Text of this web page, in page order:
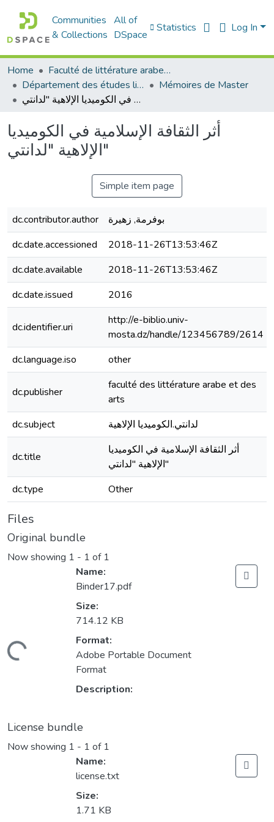
Communities
& Collections
All of
DSpace
Statistics Log In
Home
Faculté de littérature arabe et des arts
Département des études littéraires et critiques
Mémoires de Master
أثر الثقافة الإسلامية في الكوميديا الإلاهية "لدانتي"
أثر الثقافة الإسلامية في الكوميديا
الإلاهية "لدانتي"
Simple item page
dc.contributor.author
بوفرمة, زهيرة
dc.date.accessioned
2018-11-26T13:53:46Z
dc.date.available
2018-11-26T13:53:46Z
dc.date.issued
2016
dc.identifier.uri
http://e-biblio.univ-
mosta.dz/handle/123456789/2614
dc.language.iso
other
dc.publisher
faculté des littérature arabe et des
arts
dc.subject لدانتي.الكوميديا الإلاهية
dc.title
أثر الثقافة الإسلامية في الكوميديا
الإلاهية "لدانتي"
dc.type Other
Files
Original bundle
Now showing 1 - 1 of 1
Loading...
Name:
Binder17.pdf
Size:
714.12 KB
Format:
Adobe Portable Document
Format
Description:
License bundle
Now showing 1 - 1 of 1
Name:
license.txt
Size:
1.71 KB